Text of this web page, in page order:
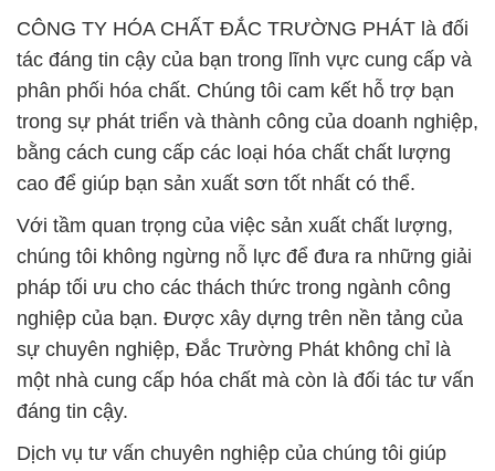
CÔNG TY HÓA CHẤT ĐẮC TRƯỜNG PHÁT là đối
tác đáng tin cậy của bạn trong lĩnh vực cung cấp và
phân phối hóa chất. Chúng tôi cam kết hỗ trợ bạn
trong sự phát triển và thành công của doanh nghiệp,
bằng cách cung cấp các loại hóa chất chất lượng
cao để giúp bạn sản xuất sơn tốt nhất có thể.
Với tầm quan trọng của việc sản xuất chất lượng,
chúng tôi không ngừng nỗ lực để đưa ra những giải
pháp tối ưu cho các thách thức trong ngành công
nghiệp của bạn. Được xây dựng trên nền tảng của
sự chuyên nghiệp, Đắc Trường Phát không chỉ là
một nhà cung cấp hóa chất mà còn là đối tác tư vấn
đáng tin cậy.
Dịch vụ tư vấn chuyên nghiệp của chúng tôi giúp